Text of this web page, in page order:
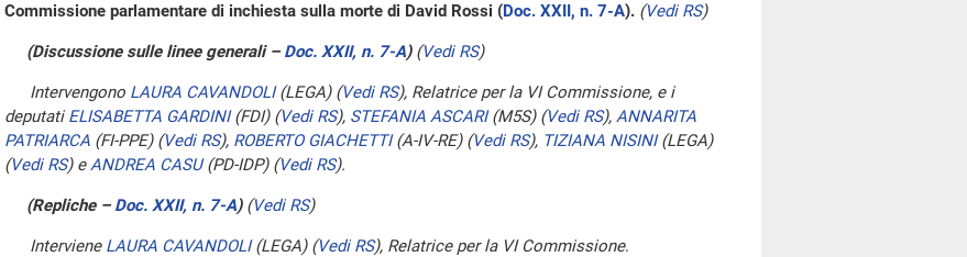
Commissione parlamentare di inchiesta sulla morte di David Rossi (Doc. XXII, n. 7-A). (Vedi RS)
(Discussione sulle linee generali – Doc. XXII, n. 7-A) (Vedi RS)
Intervengono LAURA CAVANDOLI(LEGA) (Vedi RS), Relatrice per la VI Commissione, e i
deputati ELISABETTA GARDINI(FDI) (Vedi RS), STEFANIA ASCARI(M5S) (Vedi RS), ANNARITA
PATRIARCA (FI-PPE) (Vedi RS), ROBERTO GIACHETTI(A-IV-RE) (Vedi RS), TIZIANA NISINI(LEGA)
(Vedi RS)eANDREA CASU(PD-IDP) (Vedi RS).
(Repliche – Doc. XXII, n. 7-A) (Vedi RS)
Interviene LAURA CAVANDOLI(LEGA) (Vedi RS), Relatrice per la VI Commissione.